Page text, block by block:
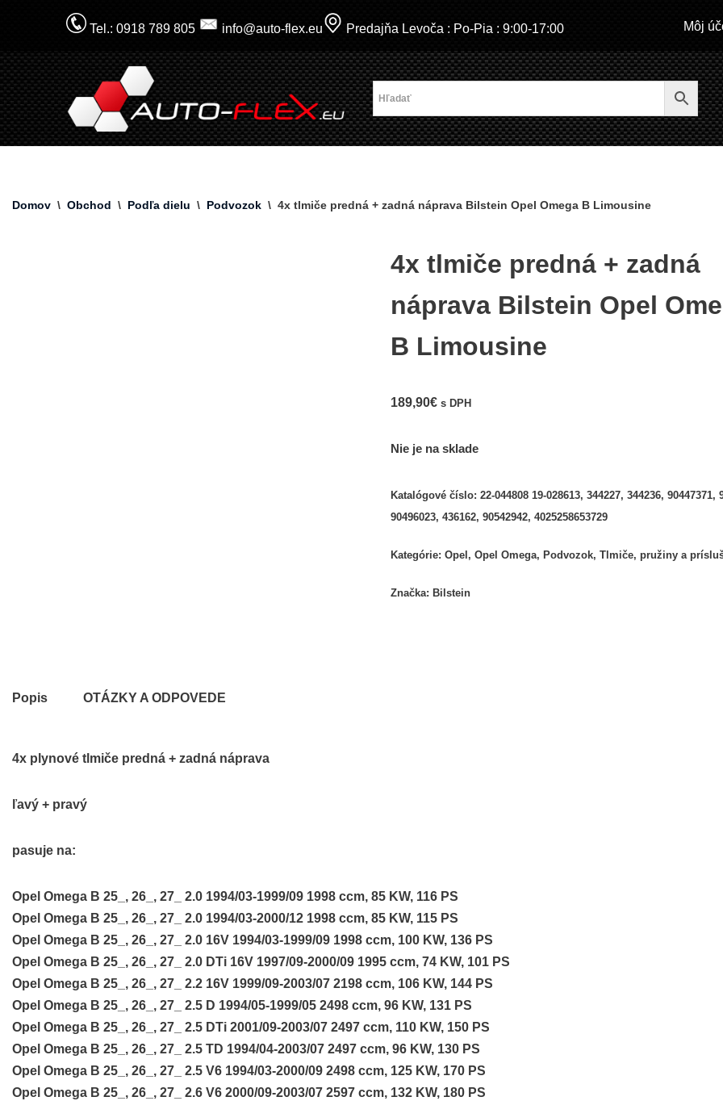
na
obsah
Tel.: 0918 789 805 info@auto-flex.eu Predajňa Levoča : Po-Pia : 9:00-17:00 Môj
Domov \ Obchod \ Podľa dielu \ Podvozok \ 4x tlmiče predná + zadná náprava Bilstein Opel Omega B Limousine
4x tlmiče predná + zadná
náprava Bilstein Opel
B Limousine
189,90€ s DPH
Nie je na sklade
Katalógové číslo:22-044808 19-028613, 344227, 344236, 90447371,
90496023, 436162, 90542942, 4025258653729
Kategórie:Opel ,Opel Omega, Podvozok,Tlmiče, pružiny a
Značka: Bilstein
Popis OTÁZKY A ODPOVEDE
4x plynové tlmiče predná + zadná náprava
ľavý + pravý
pasuje na:
Opel Omega B 25_, 26_, 27_ 2.0 1994/03-1999/09 1998 ccm, 85 KW, 116 PS
Opel Omega B 25_, 26_, 27_ 2.0 1994/03-2000/12 1998 ccm, 85 KW, 115 PS
Opel Omega B 25_, 26_, 27_ 2.0 16V 1994/03-1999/09 1998 ccm, 100 KW, 136 PS
Opel Omega B 25_, 26_, 27_ 2.0 DTi 16V 1997/09-2000/09 1995 ccm, 74 KW, 101 PS
Opel Omega B 25_, 26_, 27_ 2.2 16V 1999/09-2003/07 2198 ccm, 106 KW, 144 PS
Opel Omega B 25_, 26_, 27_ 2.5 D 1994/05-1999/05 2498 ccm, 96 KW, 131 PS
Opel Omega B 25_, 26_, 27_ 2.5 DTi 2001/09-2003/07 2497 ccm, 110 KW, 150 PS
Opel Omega B 25_, 26_, 27_ 2.5 TD 1994/04-2003/07 2497 ccm, 96 KW, 130 PS
Opel Omega B 25_, 26_, 27_ 2.5 V6 1994/03-2000/09 2498 ccm, 125 KW, 170 PS
Opel Omega B 25_, 26_, 27_ 2.6 V6 2000/09-2003/07 2597 ccm, 132 KW, 180 PS